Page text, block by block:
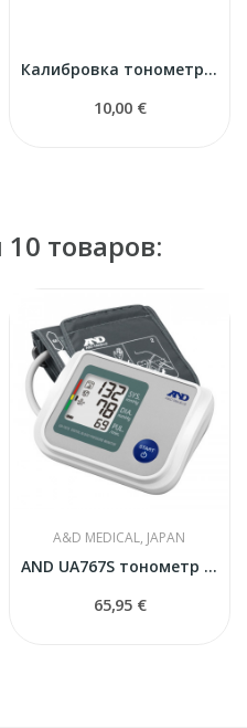
Калибровка тонометров
10,00 €
товаров:
A&D MEDICAL, JAPAN
AND UA767S тонометр автоматический
65,95 €